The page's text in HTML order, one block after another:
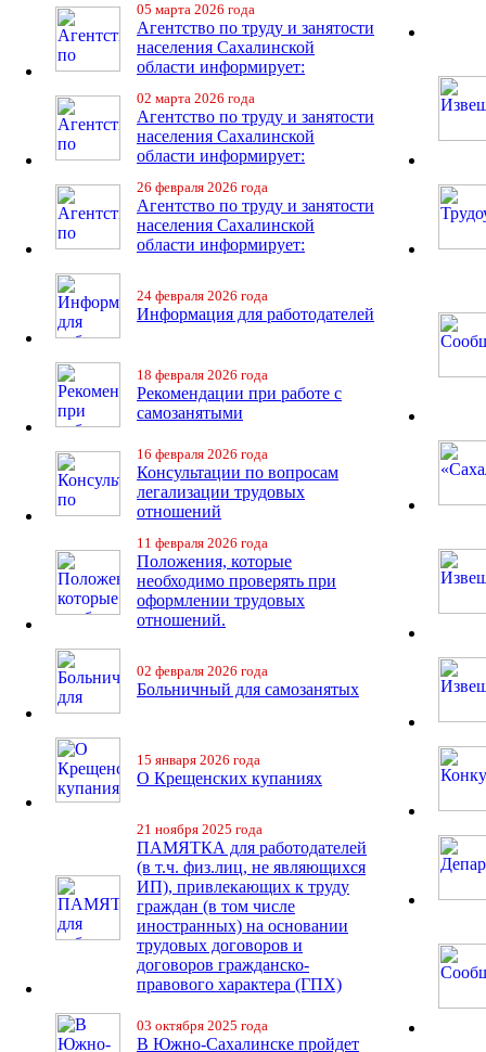
05 марта 2026 года
Агентство по труду и занятости
населения Сахалинской
области информирует:
02 марта 2026 года
Агентство по труду и занятости
населения Сахалинской
области информирует:
26 февраля 2026 года
Агентство по труду и занятости
населения Сахалинской
области информирует:
24 февраля 2026 года
Информация для работодателей
18 февраля 2026 года
Рекомендации при работе с
самозанятыми
16 февраля 2026 года
Консультации по вопросам
легализации трудовых
отношений
11 февраля 2026 года
Положения, которые
необходимо проверять при
оформлении трудовых
отношений.
02 февраля 2026 года
Больничный для самозанятых
15 января 2026 года
О Крещенских купаниях
21 ноября 2025 года
ПАМЯТКА для работодателей
(в т.ч. физ.лиц, не являющихся
ИП), привлекающих к труду
граждан (в том числе
иностранных) на основании
трудовых договоров и
договоров гражданско-
правового характера (ГПХ)
03 октября 2025 года
В Южно-Сахалинске пройдет